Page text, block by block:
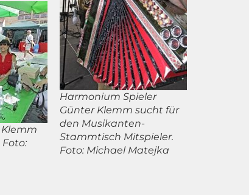
Harmonium Spieler
Günter Klemm sucht für
den Musikanten-
Stammtisch Mitspieler.
Foto: Michael Matejka